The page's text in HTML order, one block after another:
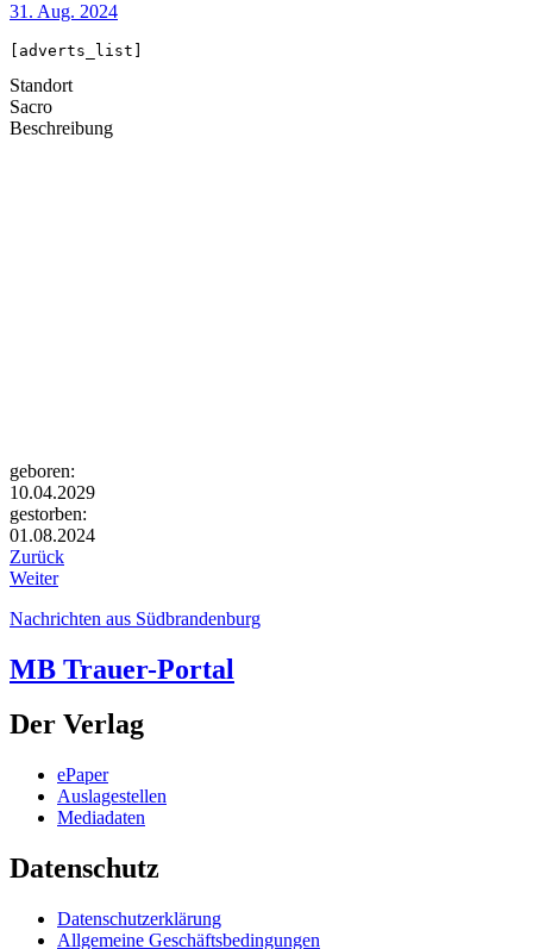
31. Aug. 2024
[adverts_list]
Standort
Sacro
Beschreibung
geboren:
10.04.2029
gestorben:
01.08.2024
Zurück
Weiter
Nachrichten aus Südbrandenburg
MB Trauer-Portal
Der Verlag
ePaper
Auslagestellen
Mediadaten
Datenschutz
Datenschutzerklärung
Allgemeine Geschäftsbedingungen